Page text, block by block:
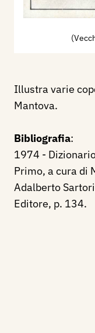
Illustra varie
Mantova.
Bibliografia:
1974 -
Primo, a cura di
Adalberto
Editore, p. 134.